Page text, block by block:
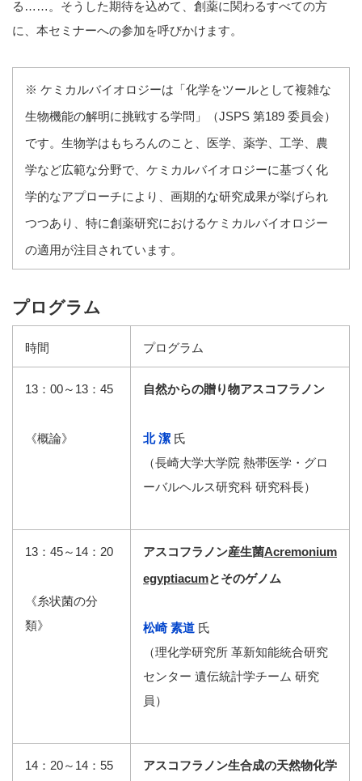
る……。そうした期待を込めて、創薬に関わるすべての方
に、本セミナーへの参加を呼びかけます。
※ ケミカルバイオロジーは「化学をツールとして複雑な
生物機能の解明に挑戦する学問」（JSPS 第189 委員会）
です。生物学はもちろんのこと、医学、薬学、工学、農
学など広範な分野で、ケミカルバイオロジーに基づく化
学的なアプローチにより、画期的な研究成果が挙げられ
つつあり、特に創薬研究におけるケミカルバイオロジー
の適用が注目されています。
プログラム
時間 プログラム
13：00～13：45
《概論》
自然からの贈り物アスコフラノン
北 潔 氏
（長崎大学大学院 熱帯医学・グロ
ーバルヘルス研究科 研究科長）
13：45～14：20
《糸状菌の分
類》
アスコフラノン産生菌Acremonium
egyptiacumとそのゲノム
松崎 素道 氏
（理化学研究所 革新知能統合研究
センター 遺伝統計学チーム 研究
員）
14：20～14：55
アスコフラノン生合成の天然物化学